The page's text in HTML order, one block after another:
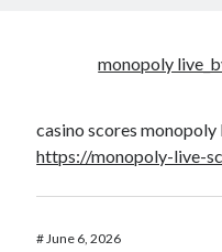
monopoly
casino scores
https://monopoly-live-
#June 6, 2026